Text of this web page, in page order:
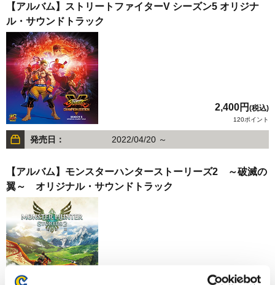
【アルバム】ストリートファイターV シーズン5 オリジナ
ル・サウンドトラック
2,400円 (税込)
120ポイント
発売日： 2022/04/20 ～
【アルバム】モンスターハンターストーリーズ2 ～破滅の
翼～ オリジナル・サウンドトラック
2,750円 (税込)